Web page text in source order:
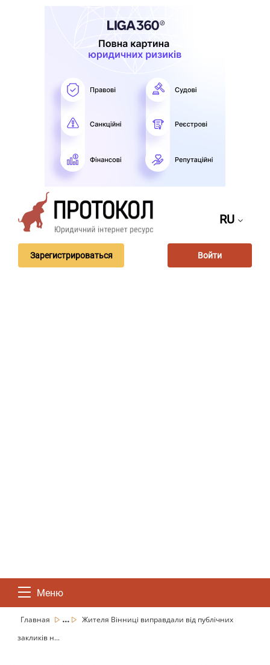
RU
Зарегистрироваться Войти
Меню
Главная ...
Жителя Вінниці виправдали від публічних
закликів н...